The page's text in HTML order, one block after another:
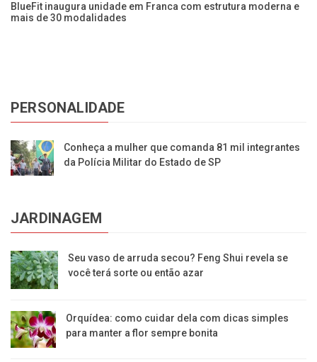
BlueFit inaugura unidade em Franca com estrutura moderna e
mais de 30 modalidades
PERSONALIDADE
Conheça a mulher que comanda 81 mil integrantes
da Polícia Militar do Estado de SP
JARDINAGEM
Seu vaso de arruda secou? Feng Shui revela se
você terá sorte ou então azar
Orquídea: como cuidar dela com dicas simples
para manter a flor sempre bonita